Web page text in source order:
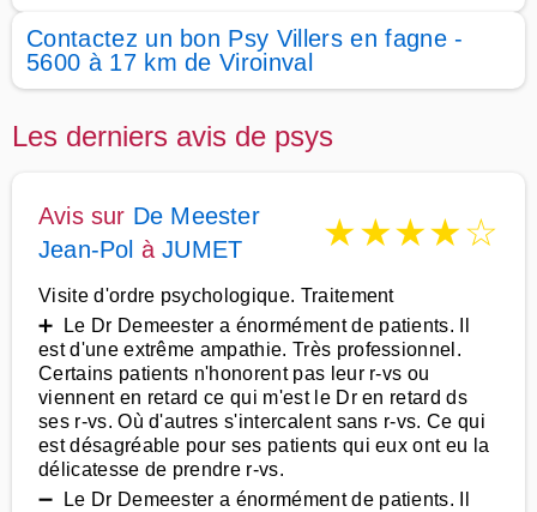
Contactez un bon Psy Villers en fagne -
5600 à 17 km de Viroinval
Les derniers avis de psys
Avis sur De Meester
Jean-Pol àJUMET ★★★★☆
Visite d'ordre psychologique. Traitement
➕ Le Dr Demeester a énormément de patients. Il
est d'une extrême ampathie. Très professionnel.
Certains patients n'honorent pas leur r-vs ou
viennent en retard ce qui m'est le Dr en retard ds
ses r-vs. Où d'autres s'intercalent sans r-vs. Ce qui
est désagréable pour ses patients qui eux ont eu la
délicatesse de prendre r-vs.
➖ Le Dr Demeester a énormément de patients. Il